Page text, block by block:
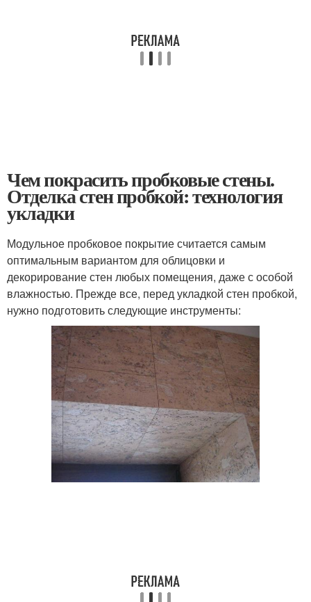
Чем покрасить пробковые стены.
Отделка стен пробкой: технология
укладки
Модульное пробковое покрытие считается самым
оптимальным вариантом для облицовки и
декорирование стен любых помещения, даже с особой
влажностью. Прежде все, перед укладкой стен пробкой,
нужно подготовить следующие инструменты: